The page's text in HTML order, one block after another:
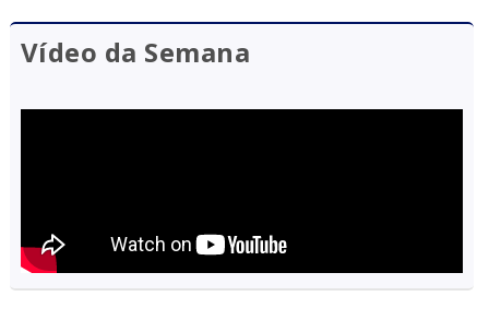
Vídeo da Semana